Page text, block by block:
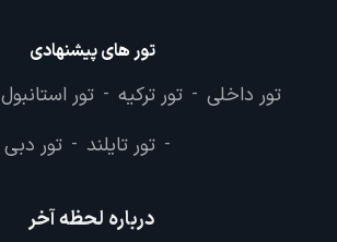
تور های پیشنهادی
تور داخلی - تور ترکیه - تور استانبول
- تور تایلند - تور دبی
درباره لحظه آخر